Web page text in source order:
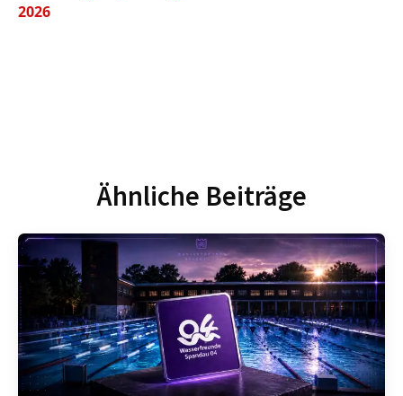
2026
Ähnliche Beiträge